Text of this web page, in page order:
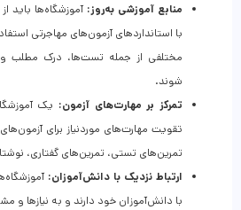
منابع آموزشی به‌روز: آموزشگاه‌ها باید
با استانداردهای آزمون‌های مهاجرتی
مختلفی از جمله تست‌ها، درک مطلب و
شوند.
تمرکز بر مهارت‌های آزمون: یک
تقویت مهارت‌های موردنیاز برای
تمرین‌های تستی، تمرین‌های گفتاری،
ارتباط نزدیک با دانش‌آموزان:
با دانش‌آموزان خود دارند و به نیازها و